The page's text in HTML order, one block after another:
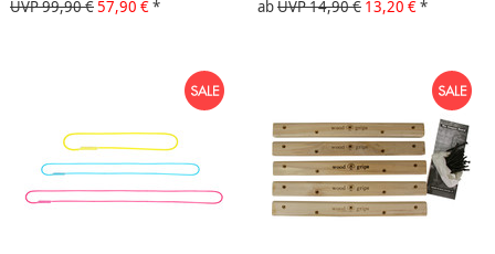
UVP 99,90 €57,90 €*
abUVP 14,90 € 13,20 €*